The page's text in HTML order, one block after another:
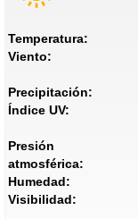
Temperatura:
Viento:
Precipitación:
Índice UV:
Presión
atmosférica:
Humedad:
Visibilidad: